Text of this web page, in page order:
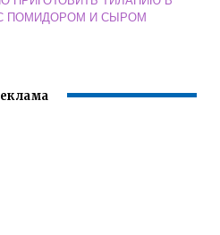
ПОМИДОРОМ И СЫРОМ